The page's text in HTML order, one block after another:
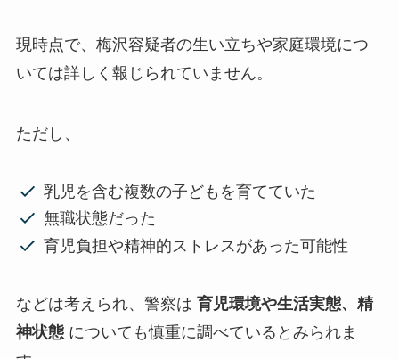
現時点で、梅沢容疑者の生い立ちや家庭環境につ
いては詳しく報じられていません。
ただし、
乳児を含む複数の子どもを育てていた
無職状態だった
育児負担や精神的ストレスがあった可能性
などは考えられ、警察は 育児環境や生活実態、精
神状態についても慎重に調べているとみられま